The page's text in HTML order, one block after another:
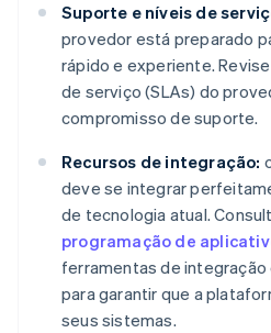
Suporte e níveis de
provedor está preparado
rápido e experiente.
de serviço (SLAs) do
compromisso de suporte.
Recursos de integração:
deve se integrar
de tecnologia atual.
programação de
ferramentas de
para garantir que a
seus sistemas.